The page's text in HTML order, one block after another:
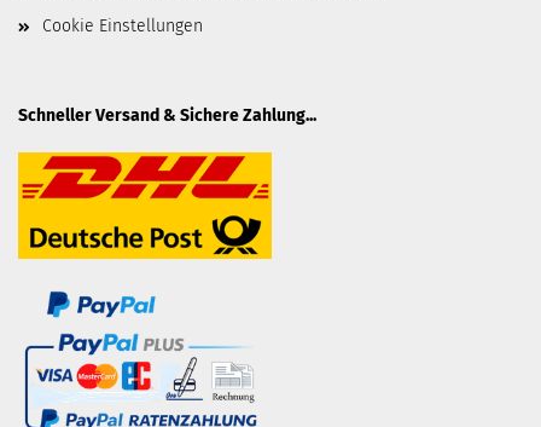
Cookie Einstellungen
Schneller Versand & Sichere Zahlung...